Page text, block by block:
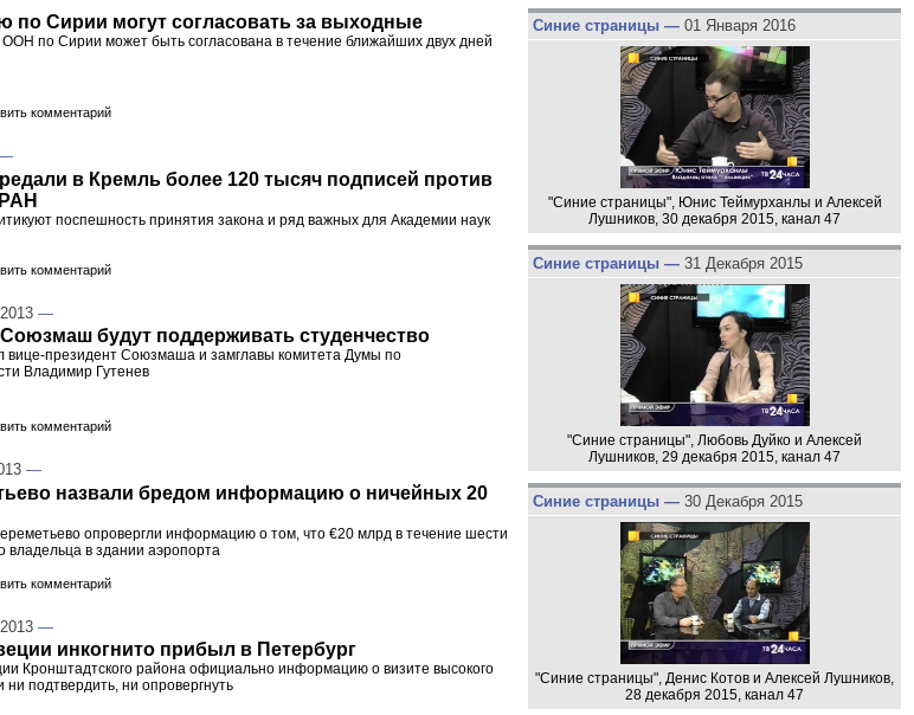
по Сирии могут согласовать за выходные
по Сирии может быть согласована в течение ближайших двух дней
комментарий
в Кремль более 120 тысяч подписей против
поспешность принятия закона и ряд важных для Академии наук
комментарий
—
будут поддерживать студенчество
вице-президент Союзмаша и замглавы комитета Думы по
Владимир Гутенев
комментарий
—
назвали бредом информацию о ничейных 20
опровергли информацию о том, что €20 млрд в течение шести
владельца в здании аэропорта
комментарий
—
инкогнито прибыл в Петербург
Кронштадтского района официально информацию о визите высокого
ни подтвердить, ни опровергнуть
Синие страницы — 01 Января 2016
"Синие страницы", Юнис Теймурханлы и Алексей
Лушников, 30 декабря 2015, канал 47
Синие страницы — 31 Декабря 2015
"Синие страницы", Любовь Дуйко и Алексей
Лушников, 29 декабря 2015, канал 47
Синие страницы — 30 Декабря 2015
"Синие страницы", Денис Котов и Алексей Лушников,
28 декабря 2015, канал 47